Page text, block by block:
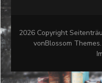
2026 Copyright
vonBlossom Themes